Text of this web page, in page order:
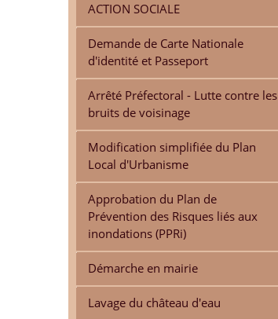
ACTION SOCIALE
Demande de Carte Nationale
d'identité et Passeport
Arrêté Préfectoral - Lutte contre les
bruits de voisinage
Modification simplifiée du Plan
Local d'Urbanisme
Approbation du Plan de
Prévention des Risques liés aux
inondations (PPRi)
Démarche en mairie
Lavage du château d'eau